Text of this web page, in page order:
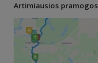
Artimiausios pramogos